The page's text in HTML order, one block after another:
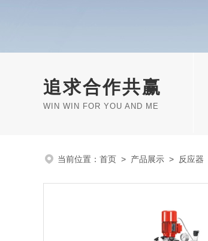
追求合作共赢
WIN WIN FOR YOU AND ME
当前位置： 首页 > 产品展示 > 反应器